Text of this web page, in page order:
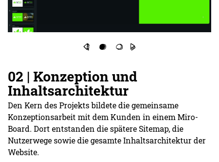
02 | Konzeption und
Inhaltsarchitektur
Den Kern des Projekts bildete die gemeinsame
Konzeptionsarbeit mit dem Kunden in einem Miro-
Board. Dort entstanden die spätere Sitemap, die
Nutzerwege sowie die gesamte Inhaltsarchitektur der
Website.